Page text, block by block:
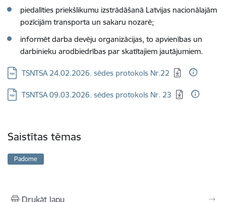
piedalīties priekšlikumu izstrādāšanā Latvijas nacionālajām
pozīcijām transporta un sakaru nozarē;
informēt darba devēju organizācijas, to apvienības un
darbinieku arodbiedrības par skatītajiem jautājumiem.
Lejupielādēt:
TSNTSA 24.02.2026. sēdes protokols Nr.22
Lejupielādēt:
TSNTSA 09.03.2026. sēdes protokols Nr. 23
Saistītas tēmas
Padome
Drukāt lapu